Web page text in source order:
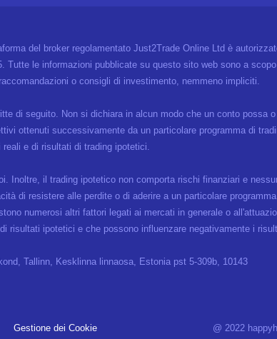
Gestione dei Cookie @ 2022
del broker regolamentato Just2Trade Online Ltd è
le informazioni pubblicate su questo sito web sono a
o consigli di investimento, nemmeno impliciti.
di seguito. Non si dichiara in alcun modo che un conto possa
ottenuti successivamente da un particolare programma di
reali e di risultati di trading ipotetici.
Inoltre, il trading ipotetico non comporta rischi finanziari e
di resistere alle perdite o di aderire a un particolare
numerosi altri fattori legati ai mercati in generale o
risultati ipotetici e che possono influenzare negativamente i
Tallinn, Kesklinna linnaosa, Estonia pst 5-309b, 10143